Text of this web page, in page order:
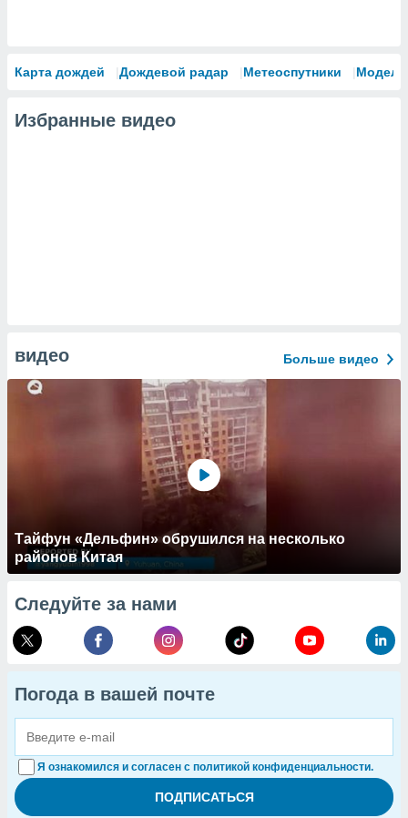
Карта дождей Дождевой радар Метеоспутники Модели
Избранные видео
видео Больше видео
Тайфун «Дельфин» обрушился на несколько
районов Китая
Следуйте за нами
Погода в вашей почте
Я ознакомился и согласен с политикой конфиденциальности.